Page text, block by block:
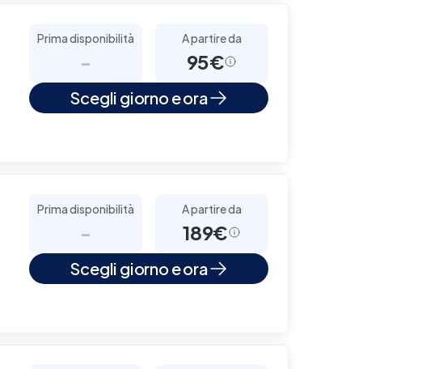
Prima disponibilità
-
A partire da
95€
Scegli giorno e ora
Prima disponibilità
-
A partire da
189€
Scegli giorno e ora